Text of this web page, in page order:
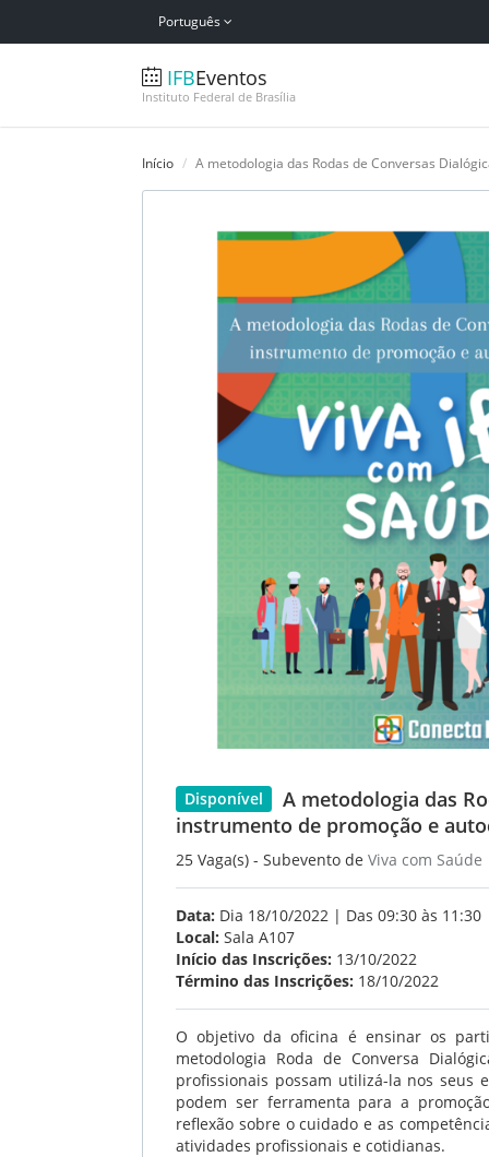
Português
IFBEventos
Instituto Federal de Brasília
Início A metodologia das Rodas de Conversas
Disponível
A metodologia das
instrumento de promoção e
25 Vaga(s) - Subevento de Viva com Saúde
Data: Dia 18/10/2022 | Das 09:30 às 11:30
Local: Sala A107
Início das Inscrições: 13/10/2022
Término das Inscrições: 18/10/2022
O objetivo da oficina é ensinar os
metodologia Roda de Conversa
profissionais possam utilizá-la nos seus
podem ser ferramenta para a
reflexão sobre o cuidado e as
atividades profissionais e cotidianas.